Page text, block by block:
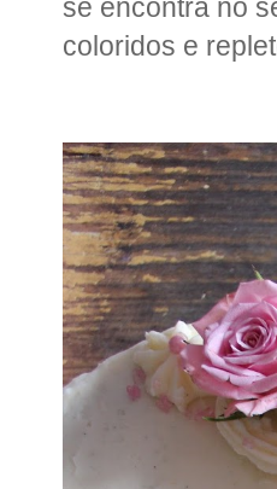
se encontra no
coloridos e